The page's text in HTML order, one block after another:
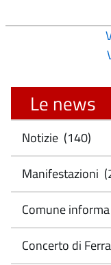
Le news
Notizie (140)
Manifestazioni
Comune
Concerto di